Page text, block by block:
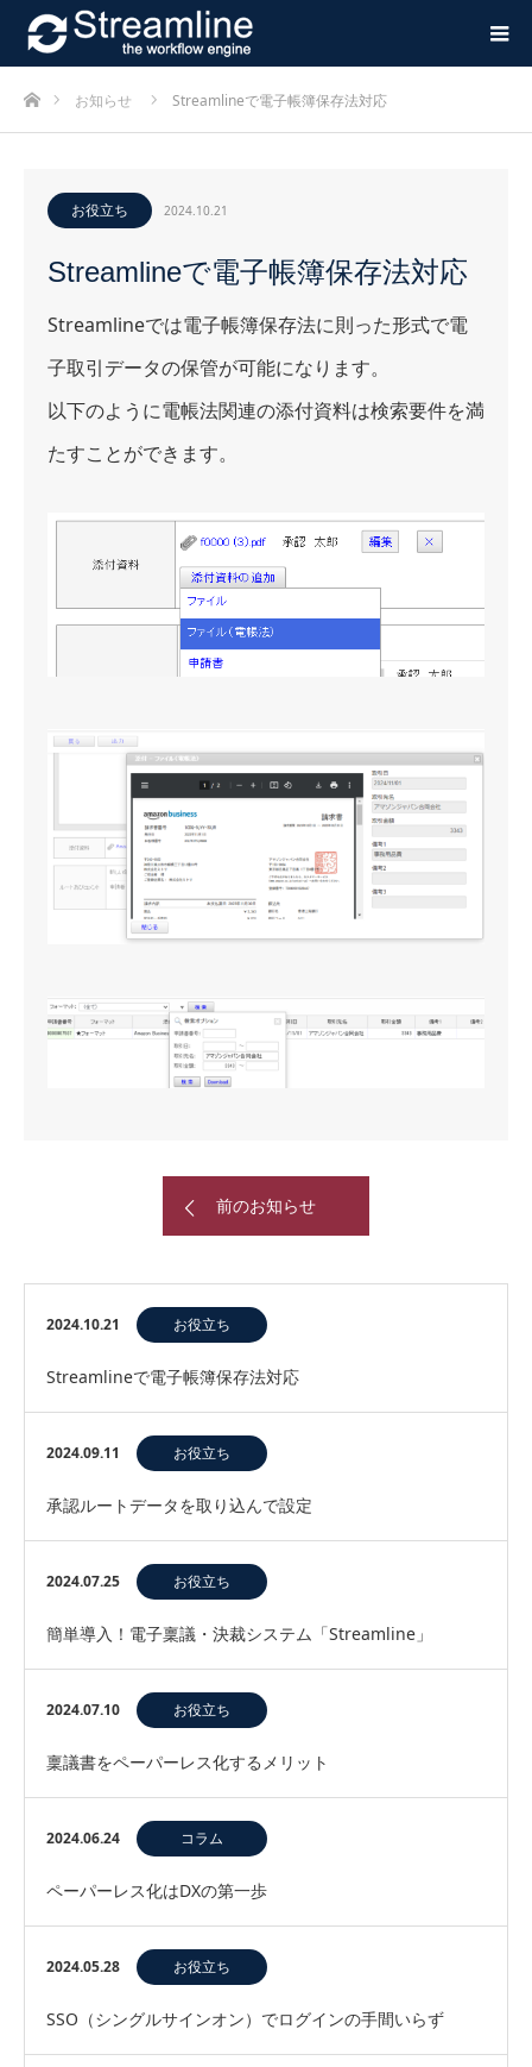
ホームお知らせ Streamlineで電子帳簿保存法対応
お役立ち 2024.10.21
Streamlineで電子帳簿保存法対応
Streamlineでは電子帳簿保存法に則った形式で電
子取引データの保管が可能になります。
以下のように電帳法関連の添付資料は検索要件を満
たすことができます。
前のお知らせ
2024.10.21 お役立ち
Streamlineで電子帳簿保存法対応
2024.09.11 お役立ち
承認ルートデータを取り込んで設定
2024.07.25 お役立ち
簡単導入！電子稟議・決裁システム「Streamline」
2024.07.10 お役立ち
稟議書をペーパーレス化するメリット
2024.06.24 コラム
ペーパーレス化はDXの第一歩
2024.05.28 お役立ち
SSO（シングルサインオン）でログインの手間いらず